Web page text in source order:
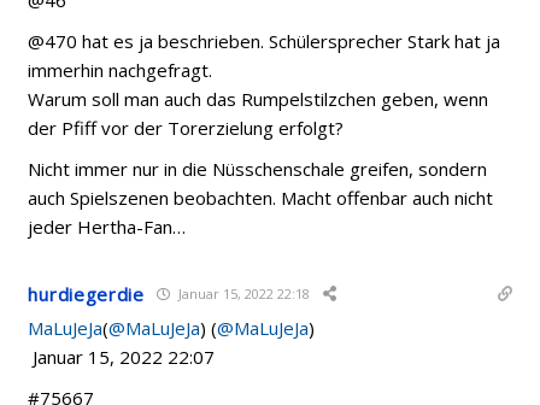
@470 hat es ja beschrieben. Schülersprecher Stark hat ja
immerhin nachgefragt.
Warum soll man auch das Rumpelstilzchen geben, wenn
der Pfiff vor der Torerzielung erfolgt?
Nicht immer nur in die Nüsschenschale greifen, sondern
auch Spielszenen beobachten. Macht offenbar auch nicht
jeder Hertha-Fan…
hurdiegerdie Januar 15, 2022 22:18
MaLuJeJa(@MaLuJeJa) (@MaLuJeJa)
Januar 15, 2022 22:07
#75667